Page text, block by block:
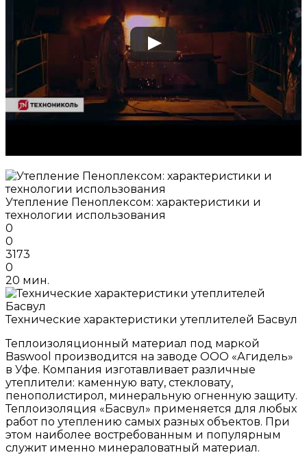
Утепление Пеноплексом: характеристики и
технологии использования
0
0
3173
0
20 мин.
Технические характеристики утеплителей Басвул
Теплоизоляционный материал под маркой
Baswool производится на заводе ООО «Агидель»
в Уфе. Компания изготавливает различные
утеплители: каменную вату, стекловату,
пенополистирол, минеральную огненную защиту.
Теплоизоляция «Басвул» применяется для любых
работ по утеплению самых разных объектов. При
этом наиболее востребованным и популярным
служит именно минераловатный материал.